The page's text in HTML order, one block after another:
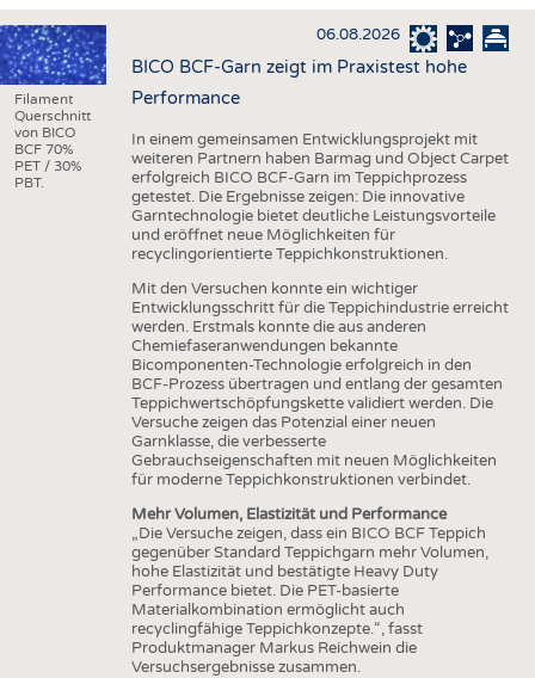
HAUS- UND HEIMTEXTILIEN
BEKLEIDUNG
TESTS
BUSINESS
UNTERNEHMEN
AUSSCHREIBUNGEN
DTV AUSSCHREIBUNGSDIENST
STATISTICS
ADRESSEN & LINKS
PUBLIKATIONEN
BRANCHENTERMINE
Filament
Querschnitt
von BICO
BCF 70%
PET / 30%
PBT.
06.08.2026
BICO BCF-Garn zeigt im Praxistest hohe
Performance
In einem gemeinsamen Entwicklungsprojekt mit
weiteren Partnern haben Barmag und Object Carpet
erfolgreich BICO BCF-Garn im Teppichprozess
getestet. Die Ergebnisse zeigen: Die innovative
Garntechnologie bietet deutliche Leistungsvorteile
und eröffnet neue Möglichkeiten für
recyclingorientierte Teppichkonstruktionen.
Mit den Versuchen konnte ein wichtiger
Entwicklungsschritt für die Teppichindustrie erreicht
werden. Erstmals konnte die aus anderen
Chemiefaseranwendungen bekannte
Bicomponenten-Technologie erfolgreich in den
BCF-Prozess übertragen und entlang der gesamten
Teppichwertschöpfungskette validiert werden. Die
Versuche zeigen das Potenzial einer neuen
Garnklasse, die verbesserte
Gebrauchseigenschaften mit neuen Möglichkeiten
für moderne Teppichkonstruktionen verbindet.
Mehr Volumen, Elastizität und Performance
„Die Versuche zeigen, dass ein BICO BCF Teppich
gegenüber Standard Teppichgarn mehr Volumen,
hohe Elastizität und bestätigte Heavy Duty
Performance bietet. Die PET-basierte
Materialkombination ermöglicht auch
recyclingfähige Teppichkonzepte.“, fasst
Produktmanager Markus Reichwein die
Versuchsergebnisse zusammen.